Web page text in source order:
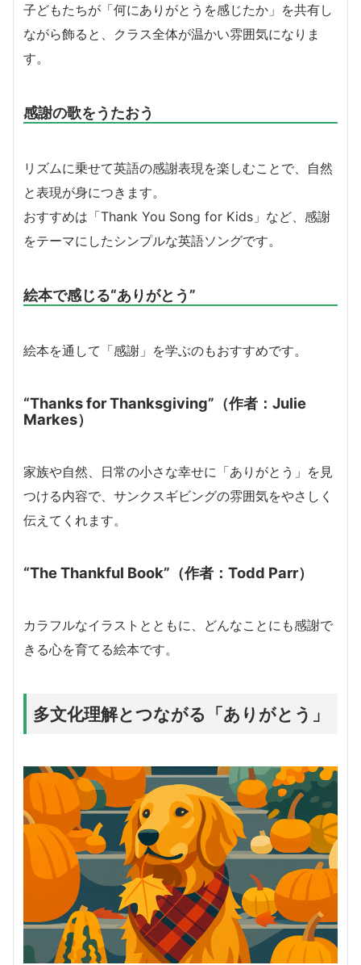
子どもたちが「何にありがとうを感じたか」を共有し
ながら飾ると、クラス全体が温かい雰囲気になりま
す。
感謝の歌をうたおう
リズムに乗せて英語の感謝表現を楽しむことで、自然
と表現が身につきます。
おすすめは「Thank You Song for Kids」など、感謝
をテーマにしたシンプルな英語ソングです。
絵本で感じる“ありがとう”
絵本を通して「感謝」を学ぶのもおすすめです。
“Thanks for Thanksgiving” （作者：Julie
Markes）
家族や自然、日常の小さな幸せに「ありがとう」を見
つける内容で、サンクスギビングの雰囲気をやさしく
伝えてくれます。
“The Thankful Book” （作者：Todd Parr）
カラフルなイラストとともに、どんなことにも感謝で
きる心を育てる絵本です。
多文化理解とつながる「ありがとう」